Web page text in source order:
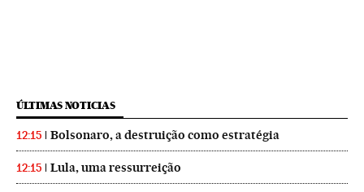
ÚLTIMAS NOTICIAS
12:15 Bolsonaro, a destruição como estratégia
12:15 Lula, uma ressurreição